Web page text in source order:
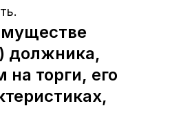
должника,
торги, его